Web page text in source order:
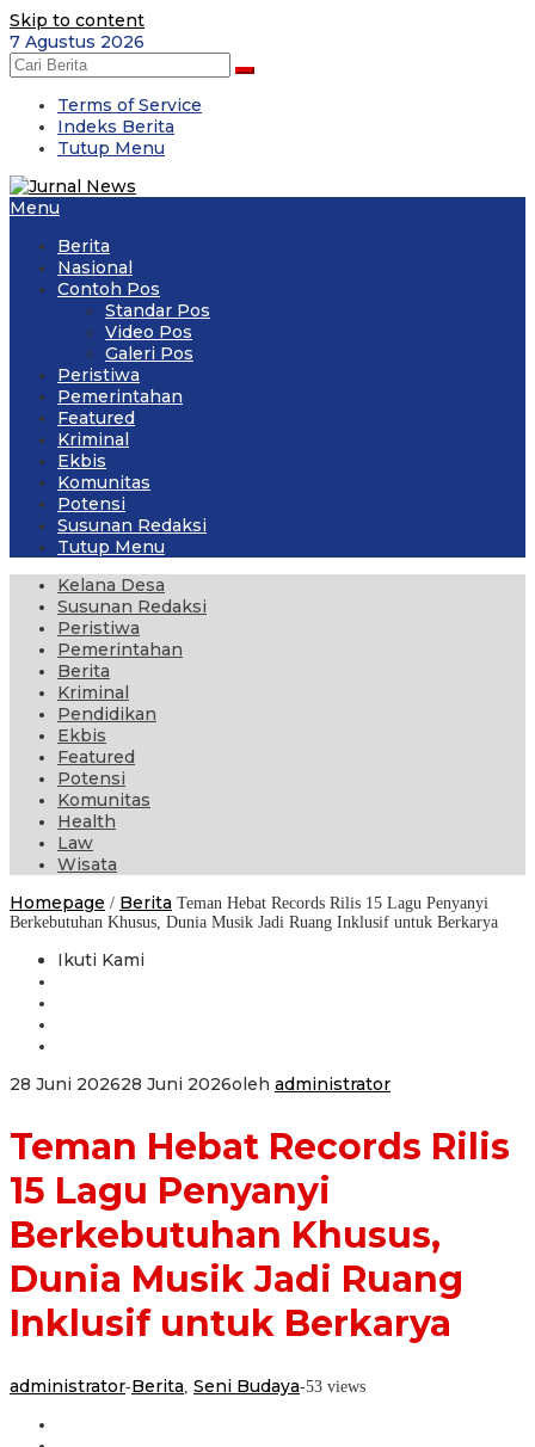
Skip to content
7 Agustus 2026
Terms of Service
Indeks Berita
Tutup Menu
Menu
Berita
Nasional
Contoh Pos
Standar Pos
Video Pos
Galeri Pos
Peristiwa
Pemerintahan
Featured
Kriminal
Ekbis
Komunitas
Potensi
Susunan Redaksi
Tutup Menu
Kelana Desa
Susunan Redaksi
Peristiwa
Pemerintahan
Berita
Kriminal
Pendidikan
Ekbis
Featured
Potensi
Komunitas
Health
Law
Wisata
Homepage / Berita Teman Hebat Records Rilis 15 Lagu Penyanyi
Berkebutuhan Khusus, Dunia Musik Jadi Ruang Inklusif untuk Berkarya
Ikuti Kami
28 Juni 202628 Juni 2026oleh administrator
Teman Hebat Records Rilis
15 Lagu Penyanyi
Berkebutuhan Khusus,
Dunia Musik Jadi Ruang
Inklusif untuk Berkarya
administrator-Berita Seni Budaya-53 views